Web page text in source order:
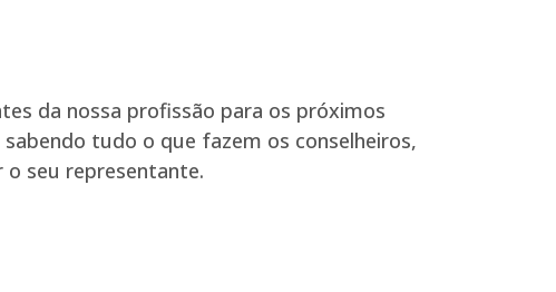
da nossa profissão para os próximos
tudo o que fazem os conselheiros,
seu representante.